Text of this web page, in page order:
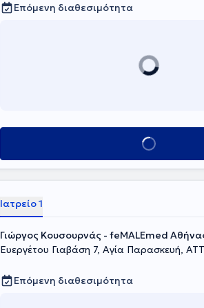
Επόμενη διαθεσιμότητα
Κλείσε ραντεβού
Ιατρείο 1
Γιώργος Κουσουρνάς - feMALEmed
Ευεργέτου Γιαβάση 7, Αγία Παρασκευή,
Επόμενη διαθεσιμότητα